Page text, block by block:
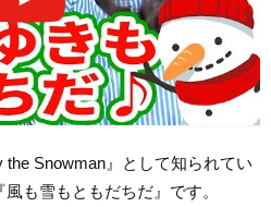
Snowman』として知られてい
も雪もともだちだ』です。